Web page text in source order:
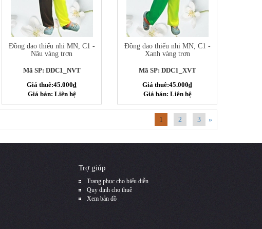
Đồng dao thiếu nhi MN, C1 -
Nâu vàng trơn
Mã SP: DDC1_NVT
Giá thuê:45.000₫
Giá bán: Liên hệ
Đồng dao thiếu nhi MN, C1 -
Xanh vàng trơn
Mã SP: DDC1_XVT
Giá thuê:45.000₫
Giá bán: Liên hệ
1 2 3 »
Trợ giúp
Trang phục cho biểu diễn
Quy định cho thuê
Xem bản đồ